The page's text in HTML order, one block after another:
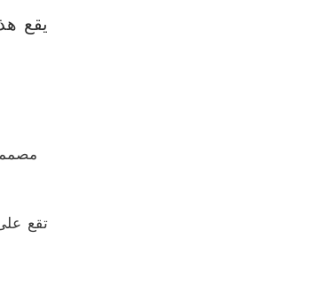
يقع
تقع